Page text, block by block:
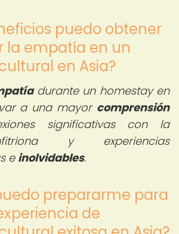
puedo obtener
la empatía en un
en Asia?
durante un homestay en
a una mayor comprensión
significativas con la
y experiencias
e inolvidables.
prepararme para
de